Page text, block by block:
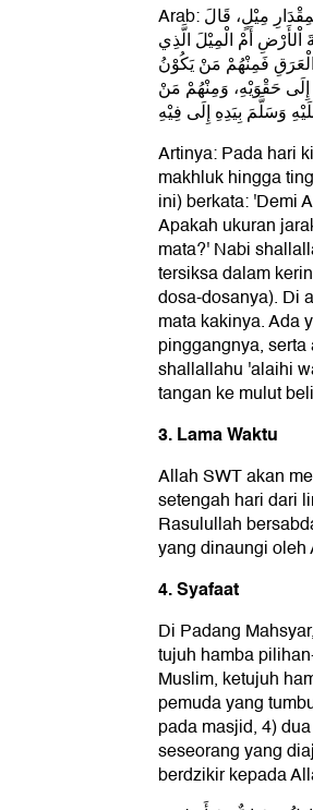
Arab: تُدْنَى الشَّمْسُ يَوْمَ الْقِيَامَةِ مِنَ الْخَلْقِ حَتَّى تَكُوْنَ مِنْهُمْ كَمِقْدَارِ مِيْلٍ، قَالَ
اْلأَرْضِ أَمْ الْمِيْلَ الَّذِي
فَمِنْهُمْ مَنْ يَكُوْنُ
حَقْوَيْهِ، وَمِنْهُمْ مَنْ
وَسَلَّمَ بِيَدِهِ إِلَى فِيْهِ
Artinya: Pada hari
makhluk hingga
ini) berkata: 'Demi
Apakah ukuran
mata?' Nabi
tersiksa dalam
dosa-dosanya). Di
mata kakinya. Ada
pinggangnya,
shallallahu 'alaihi
tangan ke mulut
3. Lama Waktu
Allah SWT akan
setengah hari dari
Rasulullah
yang dinaungi oleh
4. Syafaat
Di Padang
tujuh hamba
Muslim, ketujuh
pemuda yang
pada masjid, 4)
seseorang yang
berdzikir kepada